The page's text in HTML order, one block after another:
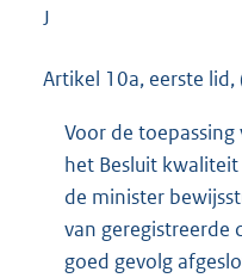
J
Artikel 10a, eerste
Voor de
het Besluit
de minister
van geregistreerde
goed gevolg